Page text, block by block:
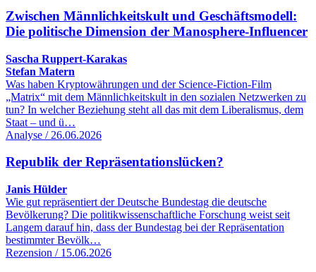
Zwischen Männlichkeitskult und Geschäftsmodell:
Die politische Dimension der Manosphere-Influencer
Sascha Ruppert-Karakas
Stefan Matern
Was haben Kryptowährungen und der Science-Fiction-Film
„Matrix“ mit dem Männlichkeitskult in den sozialen Netzwerken zu
tun? In welcher Beziehung steht all das mit dem Liberalismus, dem
Staat – und ü…
Analyse / 26.06.2026
Republik der Repräsentationslücken?
Janis Hülder
Wie gut repräsentiert der Deutsche Bundestag die deutsche
Bevölkerung? Die politikwissenschaftliche Forschung weist seit
Langem darauf hin, dass der Bundestag bei der Repräsentation
bestimmter Bevölk…
Rezension / 15.06.2026